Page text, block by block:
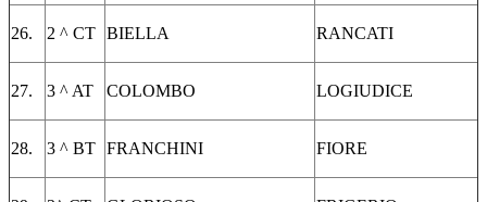
26. 2 ^ CT BIELLA RANCATI
27. 3 ^ AT COLOMBO LOGIUDICE
28. 3 ^ BT FRANCHINI FIORE